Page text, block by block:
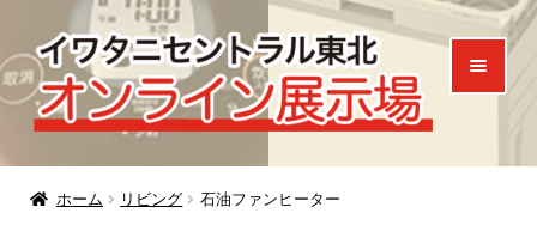
ナ
ビ
ゲ
ー
シ
ョ
コ
ン
テ
ン
ツ
へ ホーム
ホーム リビング 石油ファンヒーター